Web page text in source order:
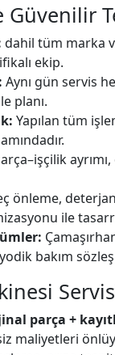
Güvenilir
dahil tüm marka
ekip.
Aynı gün servis
planı.
Yapılan tüm
önleme,
ile
bakım
parça +
maliyetleri